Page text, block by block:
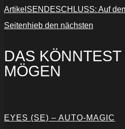
Artikel SENDESCHLUSS: Auf
Seitenhieb den nächsten
DAS
MÖGEN
EYES (SE) – AUTO-MAGIC